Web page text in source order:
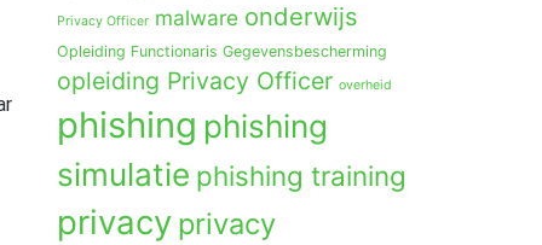
Privacy Officer malware onderwijs
Opleiding Functionaris Gegevensbescherming
opleiding Privacy Officer overheid
phishing phishing
simulatie phishing training
privacy privacy